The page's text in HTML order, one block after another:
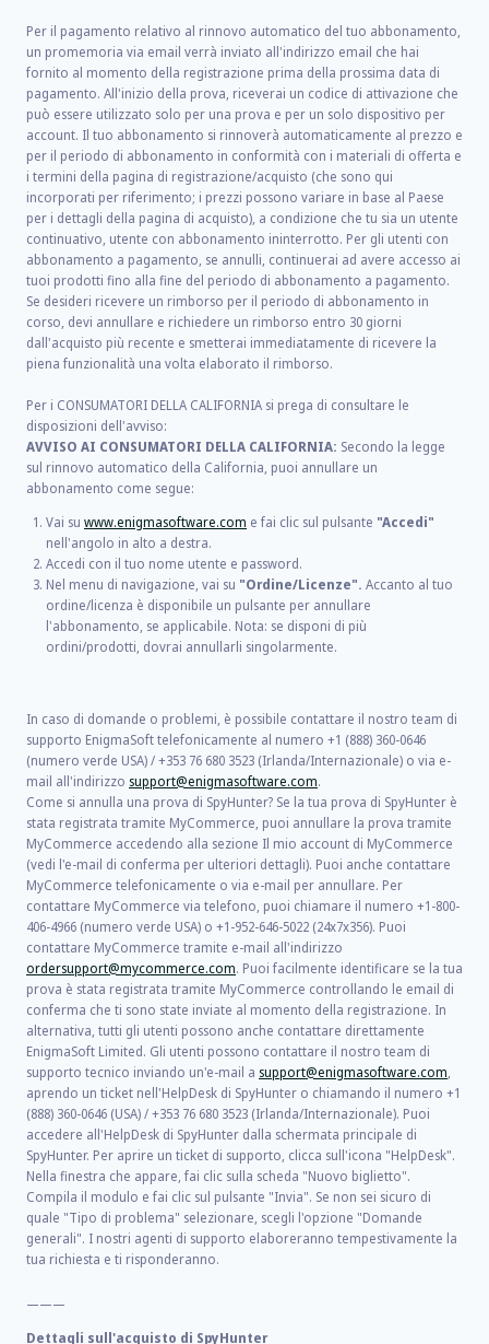
Per il pagamento relativo al rinnovo automatico del tuo abbonamento,
un promemoria via email verrà inviato all'indirizzo email che hai
fornito al momento della registrazione prima della prossima data di
pagamento. All'inizio della prova, riceverai un codice di attivazione che
può essere utilizzato solo per una prova e per un solo dispositivo per
account. Il tuo abbonamento si rinnoverà automaticamente al prezzo e
per il periodo di abbonamento in conformità con i materiali di offerta e
i termini della pagina di registrazione/acquisto (che sono qui
incorporati per riferimento; i prezzi possono variare in base al Paese
per i dettagli della pagina di acquisto), a condizione che tu sia un utente
continuativo, utente con abbonamento ininterrotto. Per gli utenti con
abbonamento a pagamento, se annulli, continuerai ad avere accesso ai
tuoi prodotti fino alla fine del periodo di abbonamento a pagamento.
Se desideri ricevere un rimborso per il periodo di abbonamento in
corso, devi annullare e richiedere un rimborso entro 30 giorni
dall'acquisto più recente e smetterai immediatamente di ricevere la
piena funzionalità una volta elaborato il rimborso.
Per i CONSUMATORI DELLA CALIFORNIA si prega di consultare le
disposizioni dell'avviso:
AVVISO AI CONSUMATORI DELLA CALIFORNIA: Secondo la legge
sul rinnovo automatico della California, puoi annullare un
abbonamento come segue:
Vai su www.enigmasoftware.com e fai clic sul pulsante "Accedi"
nell'angolo in alto a destra.
Accedi con il tuo nome utente e password.
Nel menu di navigazione, vai su "Ordine/Licenze". Accanto al tuo
ordine/licenza è disponibile un pulsante per annullare
l'abbonamento, se applicabile. Nota: se disponi di più
ordini/prodotti, dovrai annullarli singolarmente.
In caso di domande o problemi, è possibile contattare il nostro team di
supporto EnigmaSoft telefonicamente al numero +1 (888) 360-0646
(numero verde USA) / +353 76 680 3523 (Irlanda/Internazionale) o via e-
mail all'indirizzo support@enigmasoftware.com.
Come si annulla una prova di SpyHunter? Se la tua prova di SpyHunter è
stata registrata tramite MyCommerce, puoi annullare la prova tramite
MyCommerce accedendo alla sezione Il mio account di MyCommerce
(vedi l'e-mail di conferma per ulteriori dettagli). Puoi anche contattare
MyCommerce telefonicamente o via e-mail per annullare. Per
contattare MyCommerce via telefono, puoi chiamare il numero +1-800-
406-4966 (numero verde USA) o +1-952-646-5022 (24x7x356). Puoi
contattare MyCommerce tramite e-mail all'indirizzo
ordersupport@mycommerce.com. Puoi facilmente identificare se la tua
prova è stata registrata tramite MyCommerce controllando le email di
conferma che ti sono state inviate al momento della registrazione. In
alternativa, tutti gli utenti possono anche contattare direttamente
EnigmaSoft Limited. Gli utenti possono contattare il nostro team di
supporto tecnico inviando un'e-mail a support@enigmasoftware.com,
aprendo un ticket nell'HelpDesk di SpyHunter o chiamando il numero +1
(888) 360-0646 (USA) / +353 76 680 3523 (Irlanda/Internazionale). Puoi
accedere all'HelpDesk di SpyHunter dalla schermata principale di
SpyHunter. Per aprire un ticket di supporto, clicca sull'icona "HelpDesk".
Nella finestra che appare, fai clic sulla scheda "Nuovo biglietto".
Compila il modulo e fai clic sul pulsante "Invia". Se non sei sicuro di
quale "Tipo di problema" selezionare, scegli l'opzione "Domande
generali". I nostri agenti di supporto elaboreranno tempestivamente la
tua richiesta e ti risponderanno.
———
Dettagli sull'acquisto di SpyHunter